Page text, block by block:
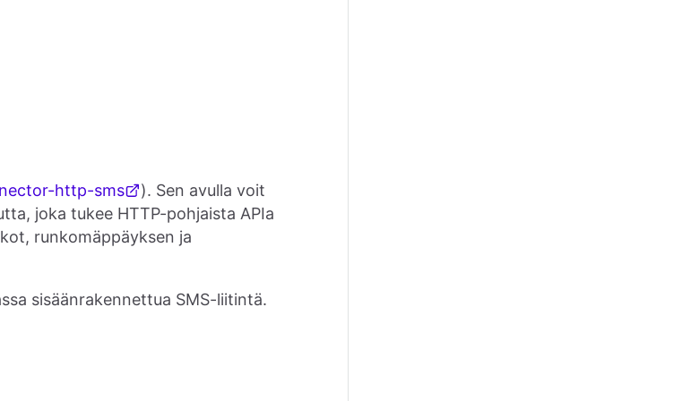
http-sms
). Sen avulla voit
joka tukee HTTP-pohjaista APIa
runkomäppäyksen ja
sisäänrakennettua SMS-liitintä.